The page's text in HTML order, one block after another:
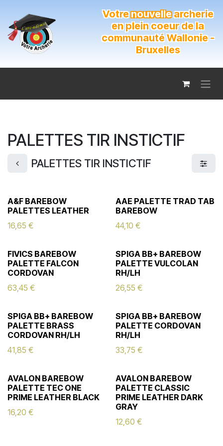
Votrenouvellearcherie
en plein coeur de la
communauté Wallonie -
Bruxelles
PALETTES TIR INSTICTIF
PALETTES TIR INSTICTIF
A&F BAREBOW
PALETTES LEATHER
16,65 €
AAE PALETTE TRAD TAB
BAREBOW
44,10 €
FIVICS BAREBOW
PALETTE FALCON
CORDOVAN
63,45 €
SPIGA BB+ BAREBOW
PALETTE VULCOLAN
RH/LH
26,55 €
SPIGA BB+ BAREBOW
PALETTE BRASS
CORDOVAN RH/LH
41,85 €
SPIGA BB+ BAREBOW
PALETTE CORDOVAN
RH/LH
33,75 €
AVALON BAREBOW
PALETTE TEC ONE
PRIME LEATHER BLACK
16,20 €
AVALON BAREBOW
PALETTE CLASSIC
PRIME LEATHER DARK
GRAY
12,60 €